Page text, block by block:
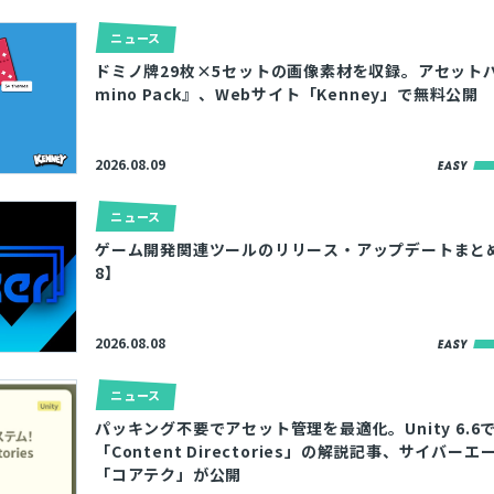
ニュース
ドミノ牌29枚×5セットの画像素材を収録。アセット
mino Pack』、Webサイト「Kenney」で無料公開
2026.08.09
ニュース
ゲーム開発関連ツールのリリース・アップデートま
8】
2026.08.08
ニュース
パッキング不要でアセット管理を最適化。Unity 6.6
「Content Directories」の解説記事、サイバーエ
「コアテク」が公開